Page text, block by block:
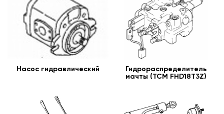
Насос гидравлический
Гидрораспределитель
мачты (TCM FHD18T3Z)